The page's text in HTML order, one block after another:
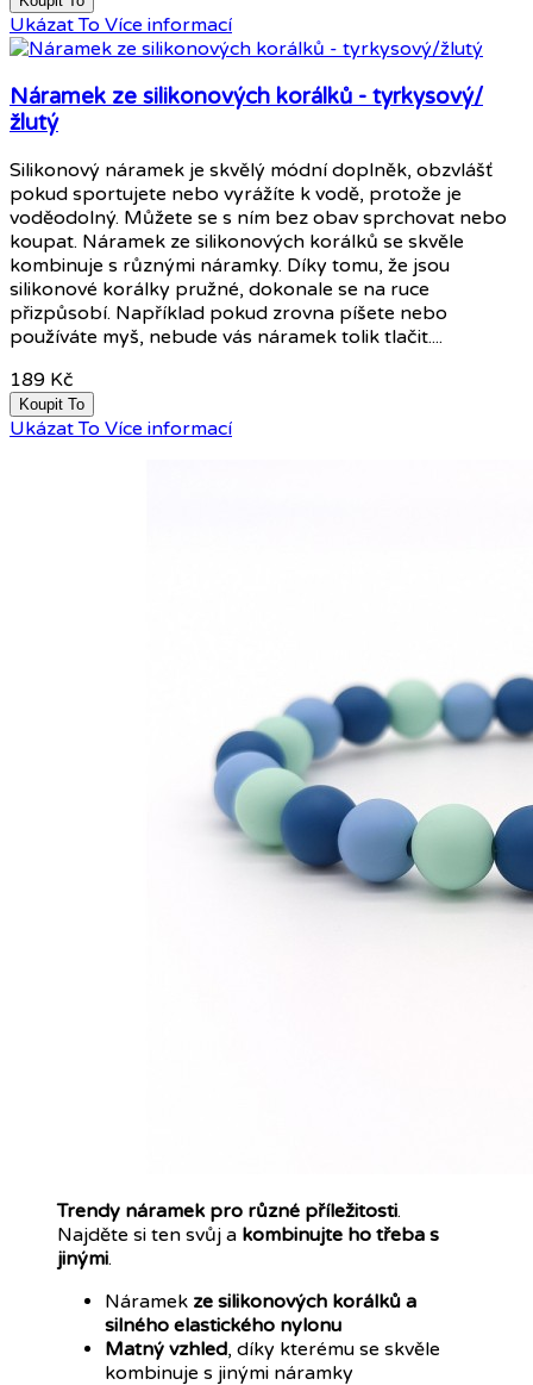
Ukázat To Více informací
Náramek ze silikonových korálků - tyrkysový/
žlutý
Silikonový náramek je skvělý módní doplněk, obzvlášť
pokud sportujete nebo vyrážíte k vodě, protože je
voděodolný. Můžete se s ním bez obav sprchovat nebo
koupat. Náramek ze silikonových korálků se skvěle
kombinuje s různými náramky. Díky tomu, že jsou
silikonové korálky pružné, dokonale se na ruce
přizpůsobí. Například pokud zrovna píšete nebo
používáte myš, nebude vás náramek tolik tlačit....
189 Kč
Koupit To
Ukázat To Více informací
Trendy náramek pro různé příležitosti.
Najděte si ten svůj a kombinujte ho třeba s
jinými.
Náramek ze silikonových korálků a
silného elastického nylonu
Matný vzhled, díky kterému se skvěle
kombinuje s jinými náramky